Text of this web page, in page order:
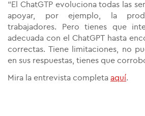
“El ChatGTP evoluciona todas las
apoyar, por ejemplo, la
trabajadores. Pero tienes que
adecuada con el ChatGPT hasta
correctas. Tiene limitaciones, no
en sus respuestas, tienes que
Mira la entrevista completa aquí.